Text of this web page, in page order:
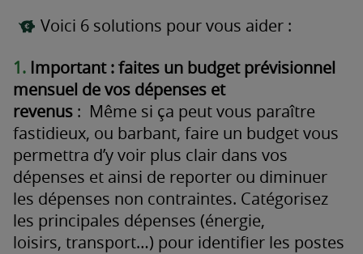
Voici 6 solutions pour vous aider :
1. Important : faites un budget prévisionnel
mensuel de vos dépenses et
revenus : Même si ça peut vous paraître
fastidieux, ou barbant, faire un budget vous
permettra d’y voir plus clair dans vos
dépenses et ainsi de reporter ou diminuer
les dépenses non contraintes. Catégorisez
les principales dépenses (énergie,
loisirs, transport…) pour identifier les postes